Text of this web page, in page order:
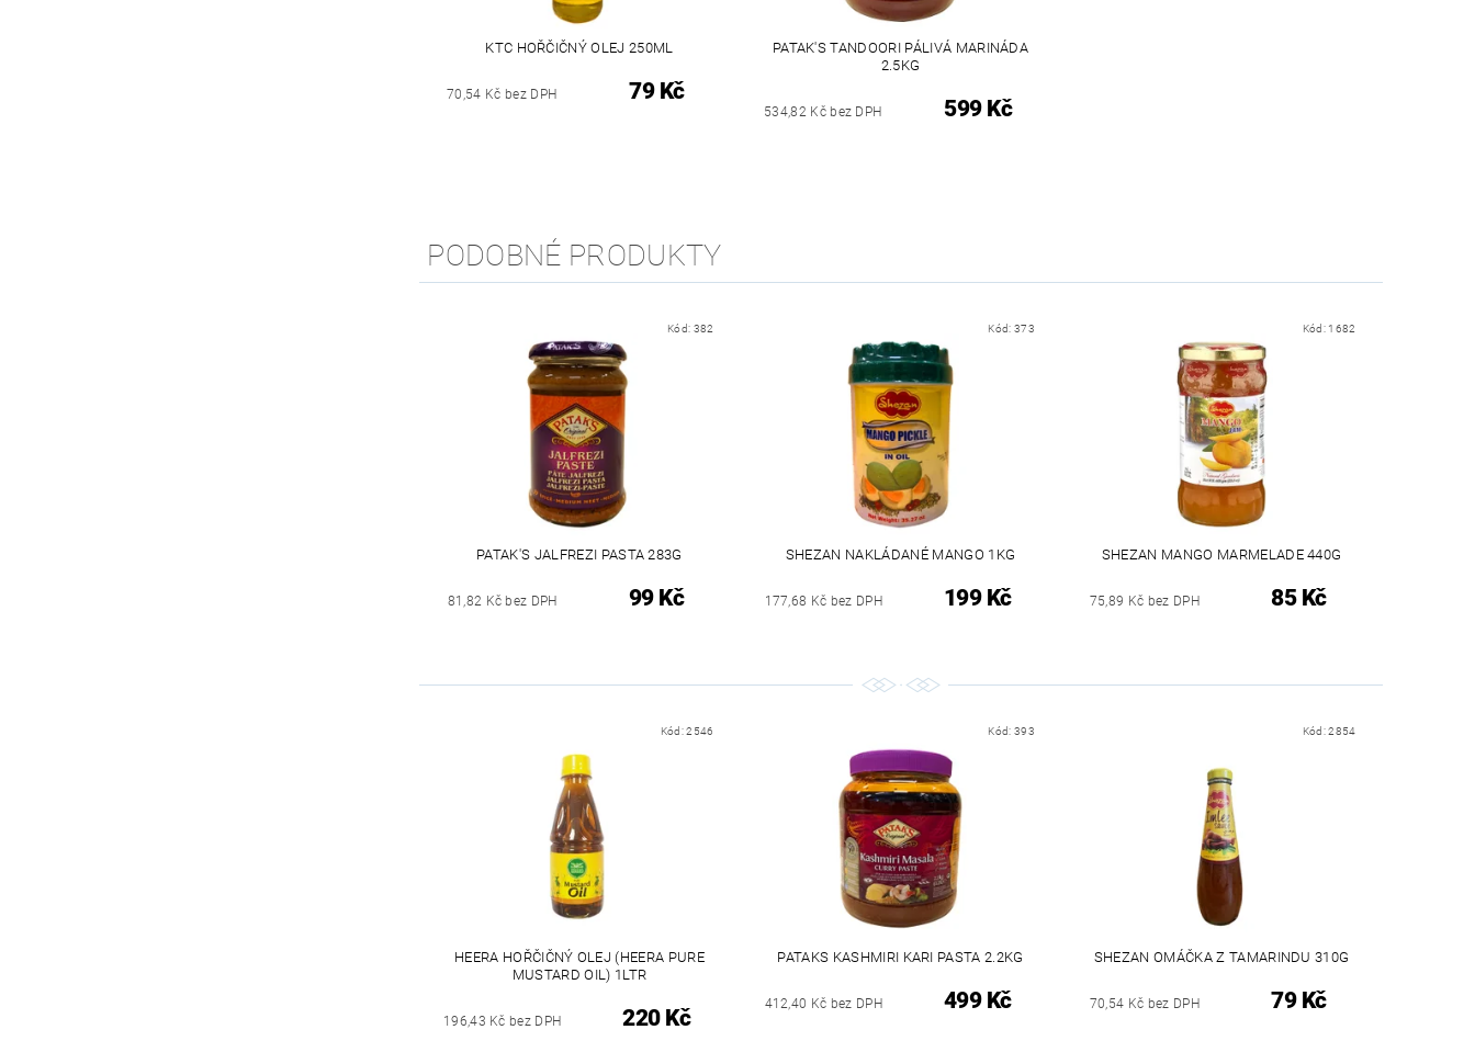
KTC HOŘČIČNÝ OLEJ 250ML
70,54 Kč bez DPH 79 Kč
PATAK'S TANDOORI PÁLIVÁ MARINÁDA
2.5KG
534,82 Kč bez DPH 599 Kč
PODOBNÉ PRODUKTY
Kód: 382
PATAK'S JALFREZI PASTA 283G
81,82 Kč bez DPH 99 Kč
Kód:373
SHEZAN NAKLÁDANÉ MANGO 1KG
177,68 Kč bez DPH 199 Kč
Kód: 1682
SHEZAN MANGO MARMELADE 440G
75,89 Kč bez DPH 85 Kč
Kód:2546
HEERA HOŘČIČNÝ OLEJ (HEERA PURE
MUSTARD OIL) 1LTR
196,43 Kč bez DPH 220 Kč
Kód:393
PATAKS KASHMIRI KARI PASTA 2.2KG
412,40 Kč bez DPH 499 Kč
Kód:2854
SHEZAN OMÁČKA Z TAMARINDU 310G
70,54 Kč bez DPH 79 Kč